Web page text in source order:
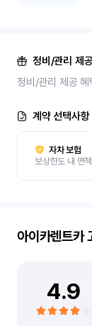
정비/관리 제
정비/관리 제공
계약 선택사항
자차 보험
보상한도 내 면
아이카렌트카
4.9